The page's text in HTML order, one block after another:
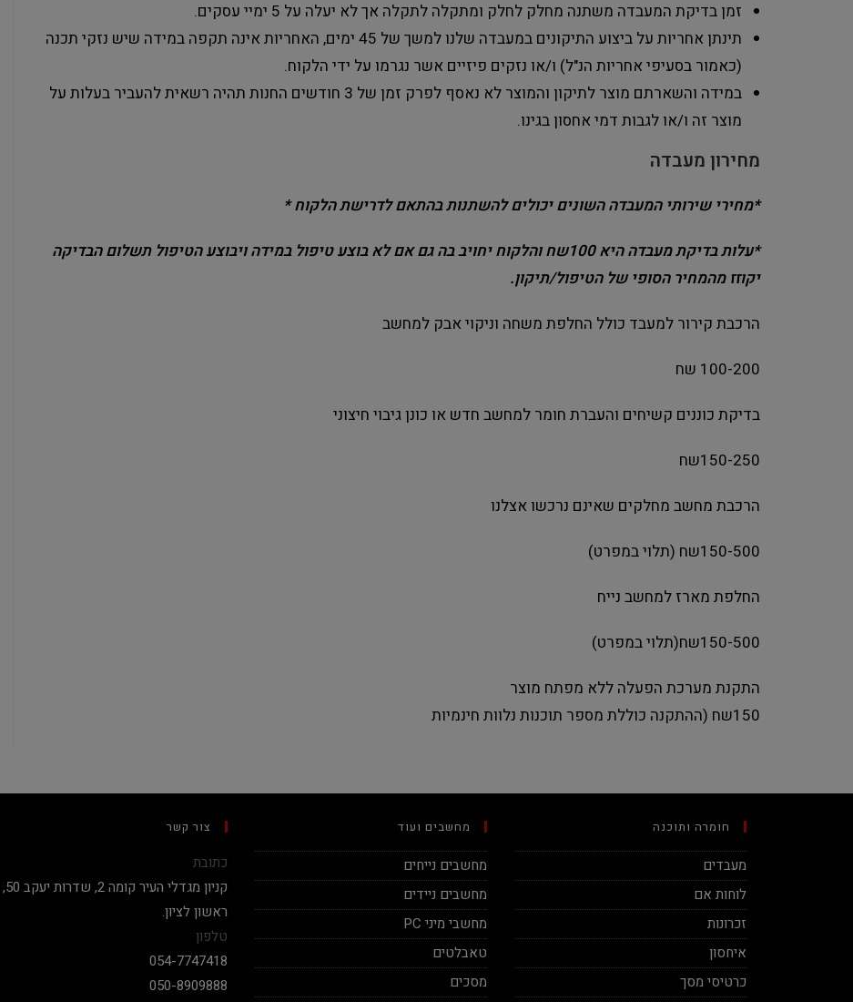
זמן בדיקת המעבדה משתנה מחלק לחלק ומתקלה לתקלה אך לא יעלה על 5 ימיי עסקים.
תינתן אחריות על ביצוע התיקונים במעבדה שלנו למשך של 45 ימים, האחריות אינה תקפה במידה שיש נזקי תכנה
(כאמור בסעיפי אחריות הנ"ל) ו/או נזקים פיזיים אשר נגרמו על ידי הלקוח.
במידה והשארתם מוצר לתיקון והמוצר לא נאסף לפרק זמן של 3 חודשים החנות תהיה רשאית להעביר בעלות על
מוצר זה ו/או לגבות דמי אחסון בגינו.
מחירון מעבדה
*מחירי שירותי המעבדה השונים יכולים להשתנות בהתאם לדרישת הלקוח *
*עלות בדיקת מעבדה היא 100שח והלקוח יחויב בה גם אם לא בוצע טיפול במידה ויבוצע הטיפול תשלום הבדיקה
יקוזז מהמחיר הסופי של הטיפול/תיקון.
הרכבת קירור למעבד כולל החלפת משחה וניקוי אבק למחשב
100-200 שח
בדיקת כוננים קשיחים והעברת חומר למחשב חדש או כונן גיבוי חיצוני
150-250שח
הרכבת מחשב מחלקים שאינם נרכשו אצלנו
150-500שח (תלוי במפרט)
החלפת מארז למחשב נייח
150-500שח(תלוי במפרט)
התקנת מערכת הפעלה ללא מפתח מוצר
150שח (ההתקנה כוללת מספר תוכנות נלוות חינמיות
חומרה ותוכנה
מעבדים
לוחות אם
זכרונות
איחסון
כרטיסי מסך
מחשבים ועוד
מחשבים נייחים
מחשבים ניידים
מחשבי מיני PC
טאבלטים
מסכים
צור קשר
כתובת
קניון מגדלי העיר קומה 2, שדרות יעקב 50,
ראשון לציון.
טלפון
054-7747418
050-8909888